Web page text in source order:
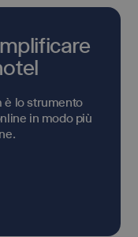
è lo strumento
in modo più